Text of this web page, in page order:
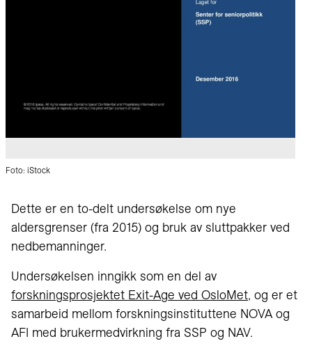
Foto: iStock
Dette er en to-delt undersøkelse om nye
aldersgrenser (fra 2015) og bruk av sluttpakker ved
nedbemanninger.
Undersøkelsen inngikk som en del av
forskningsprosjektet Exit-Age ved OsloMet, og er et
samarbeid mellom forskningsinstituttene NOVA og
AFI med brukermedvirkning fra SSP og NAV.